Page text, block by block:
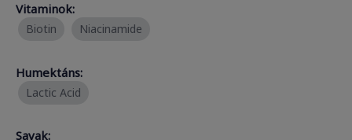
Vitaminok:
Biotin Niacinamide
Humektáns:
Lactic Acid
Savak: